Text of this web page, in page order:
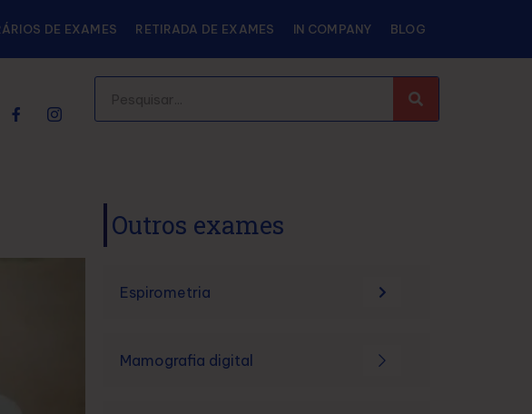
DE EXAMES RETIRADA DE EXAMES IN COMPANY BLOG
Outros exames
Espirometria
Mamografia digital